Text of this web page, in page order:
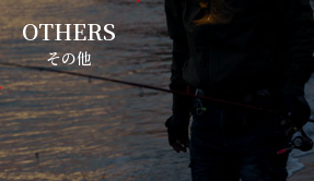
OTHERS
その他